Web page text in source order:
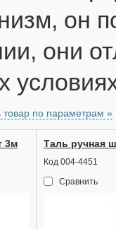
он
они
товар по параметрам »
3м Таль ручная
Код 004-4451
Сравнить